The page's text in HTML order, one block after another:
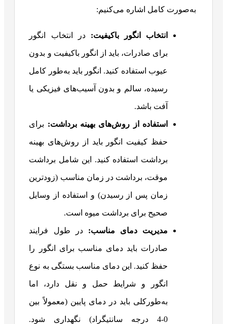
به‌صورت کامل اشاره می‌کنیم:
انتخاب انگور باکیفیت: در انتخاب انگور
برای صادرات، باید از انگور باکیفیت و بدون
عیوب استفاده کنید. انگور باید به‌طور کامل
رسیده، سالم و بدون آسیب‌های فیزیکی یا
آفت باشد.
استفاده از روش‌های بهینه برداشت: برای
حفظ کیفیت انگور باید از روش‌های بهینه
برداشت استفاده کنید. این شامل برداشت
موقت، برداشت در زمان مناسب (زودترین
زمان پس از رسیدن) و استفاده از وسایل
صحیح برای برداشت میوه است.
مدیریت دمای مناسب: در طول فرایند
صادرات باید دمای مناسب برای انگور را
حفظ کنید. این دمای مناسب بستگی به نوع
انگور و شرایط حمل و نقل دارد، اما
به‌طورکلی باید در دمای پایین (معمولاً بین
0-4 درجه سانتیگراد) نگهداری شود.